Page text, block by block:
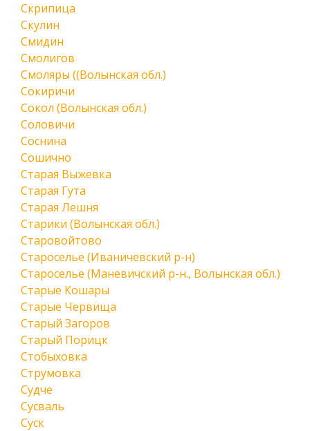
Скрипица
Скулин
Смидин
Смолигов
Смоляры ((Волынская обл.)
Сокиричи
Сокол (Волынская обл.)
Соловичи
Соснина
Сошично
Старая Выжевка
Старая Гута
Старая Лешня
Старики (Волынская обл.)
Старовойтово
Староселье (Иваничевский р-н)
Староселье (Маневичский р-н., Волынская обл.)
Старые Кошары
Старые Червища
Старый Загоров
Старый Порицк
Стобыховка
Струмовка
Судче
Сусваль
Суск